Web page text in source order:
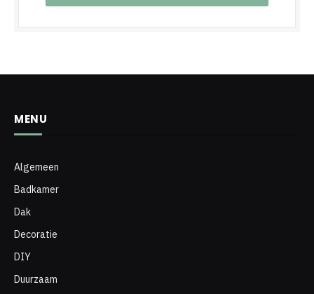
MENU
Algemeen
Badkamer
Dak
Decoratie
DIY
Duurzaam